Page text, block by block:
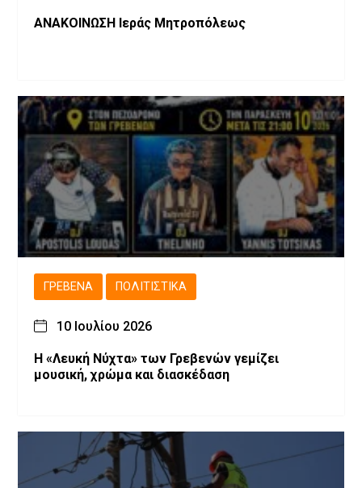
ΑΝΑΚΟΙΝΩΣΗ Ιεράς Μητροπόλεως
ΓΡΕΒΕΝΆ ΠΟΛΙΤΙΣΤΙΚΆ
10 Ιουλίου 2026
Η «Λευκή Νύχτα» των Γρεβενών γεμίζει
μουσική, χρώμα και διασκέδαση